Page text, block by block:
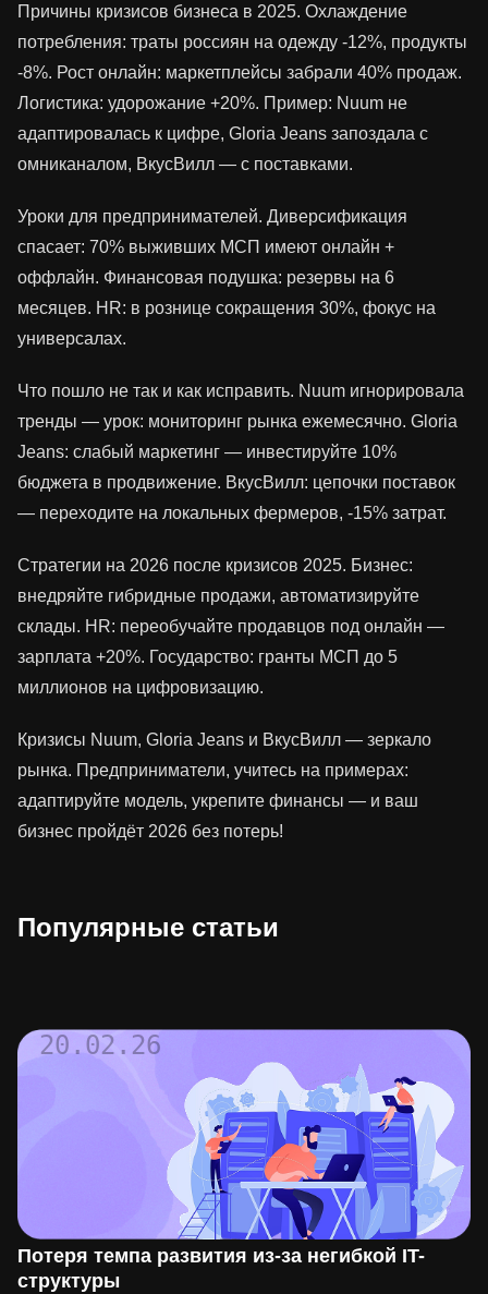
Причины кризисов бизнеса в 2025. Охлаждение
потребления: траты россиян на одежду -12%, продукты
-8%. Рост онлайн: маркетплейсы забрали 40% продаж.
Логистика: удорожание +20%. Пример: Nuum не
адаптировалась к цифре, Gloria Jeans запоздала с
омниканалом, ВкусВилл — с поставками.
Уроки для предпринимателей. Диверсификация
спасает: 70% выживших МСП имеют онлайн +
оффлайн. Финансовая подушка: резервы на 6
месяцев. HR: в рознице сокращения 30%, фокус на
универсалах.
Что пошло не так и как исправить. Nuum игнорировала
тренды — урок: мониторинг рынка ежемесячно. Gloria
Jeans: слабый маркетинг — инвестируйте 10%
бюджета в продвижение. ВкусВилл: цепочки поставок
— переходите на локальных фермеров, -15% затрат.
Стратегии на 2026 после кризисов 2025. Бизнес:
внедряйте гибридные продажи, автоматизируйте
склады. HR: переобучайте продавцов под онлайн —
зарплата +20%. Государство: гранты МСП до 5
миллионов на цифровизацию.
Кризисы Nuum, Gloria Jeans и ВкусВилл — зеркало
рынка. Предприниматели, учитесь на примерах:
адаптируйте модель, укрепите финансы — и ваш
бизнес пройдёт 2026 без потерь!
Популярные статьи
20.02.26
Потеря темпа развития из-за негибкой IT-
структуры